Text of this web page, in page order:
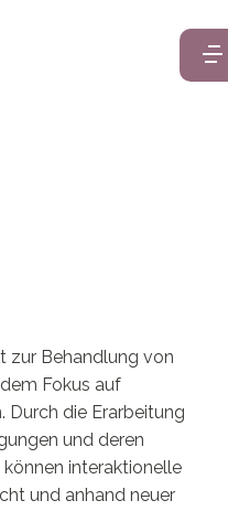
zur Behandlung von
Fokus auf
Durch die Erarbeitung
und deren
interaktionelle
und anhand neuer